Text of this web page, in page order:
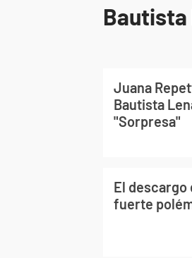
Bautista
Juana
Bautista
"Sorpresa"
El descargo
fuerte